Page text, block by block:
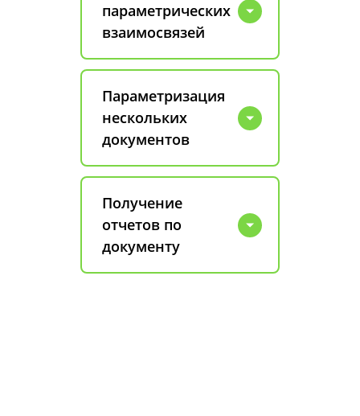
параметрических
взаимосвязей
Параметризация
нескольких
документов
Получение
отчетов по
документу